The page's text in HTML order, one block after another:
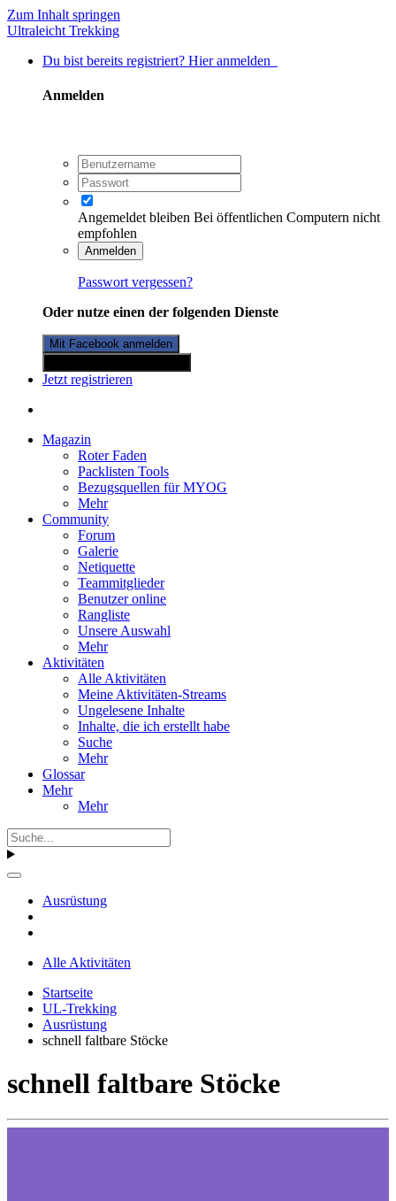
Zum Inhalt springen
Ultraleicht Trekking
Du bist bereits registriert? Hier anmelden
Anmelden
Angemeldet bleiben Bei öffentlichen Computern nicht
empfohlen
Anmelden
Passwort vergessen?
Oder nutze einen der folgenden Dienste
Mit Facebook anmelden
Jetzt registrieren
Magazin
Roter Faden
Packlisten Tools
Bezugsquellen für MYOG
Mehr
Community
Forum
Galerie
Netiquette
Teammitglieder
Benutzer online
Rangliste
Unsere Auswahl
Mehr
Aktivitäten
Alle Aktivitäten
Meine Aktivitäten-Streams
Ungelesene Inhalte
Inhalte, die ich erstellt habe
Suche
Mehr
Glossar
Mehr
Mehr
Ausrüstung
Alle Aktivitäten
Startseite
UL-Trekking
Ausrüstung
schnell faltbare Stöcke
schnell faltbare Stöcke